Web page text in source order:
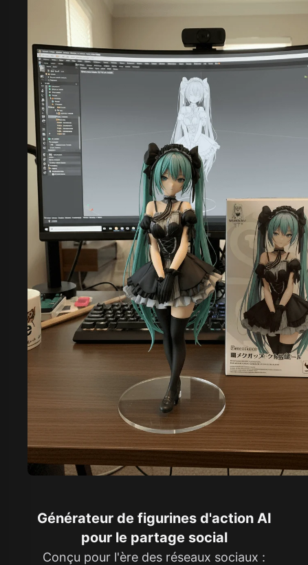
Générateur de figurines d'action AI
pour le partage social
Conçu pour l'ère des réseaux sociaux :